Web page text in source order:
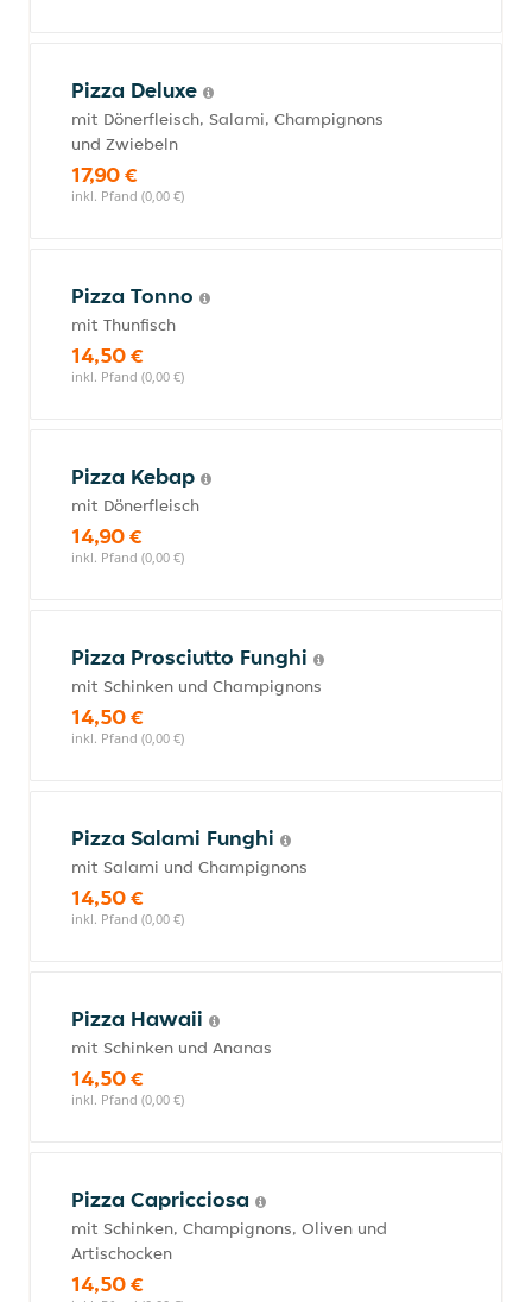
Pizza Deluxe
mit Dönerfleisch, Salami, Champignons
und Zwiebeln
17,90 €
inkl. Pfand (0,00 €)
Pizza Tonno
mit Thunfisch
14,50 €
inkl. Pfand (0,00 €)
Pizza Kebap
mit Dönerfleisch
14,90 €
inkl. Pfand (0,00 €)
Pizza Prosciutto Funghi
mit Schinken und Champignons
14,50 €
inkl. Pfand (0,00 €)
Pizza Salami Funghi
mit Salami und Champignons
14,50 €
inkl. Pfand (0,00 €)
Pizza Hawaii
mit Schinken und Ananas
14,50 €
inkl. Pfand (0,00 €)
Pizza Capricciosa
mit Schinken, Champignons, Oliven und
Artischocken
14,50 €